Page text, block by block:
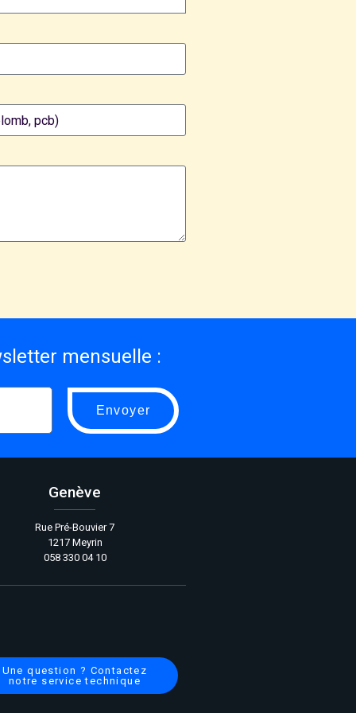
mensuelle :
Envoyer
Genève
Rue Pré-Bouvier 7
1217 Meyrin
058 330 04 10
Une question ? Contactez
notre service technique